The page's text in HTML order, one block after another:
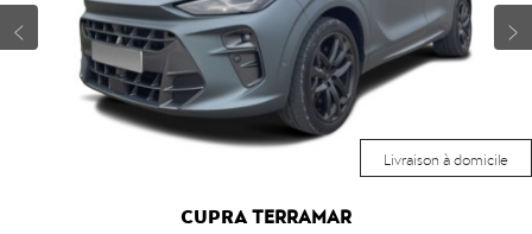
Livraison à domicile
CUPRATERRAMAR